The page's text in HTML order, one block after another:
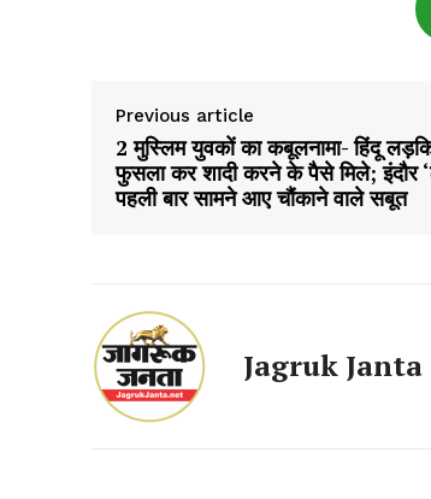
Previous article
2 मुस्लिम युवकों का कबूलनामा- हिंदू
फुसला कर शादी करने के पैसे मिले; इंदौर
पहली बार सामने आए चौंकाने वाले सबूत
Jagruk Janta